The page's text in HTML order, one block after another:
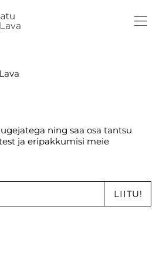
ning saa osa tantsu
ja eripakkumisi meie
LIITU!